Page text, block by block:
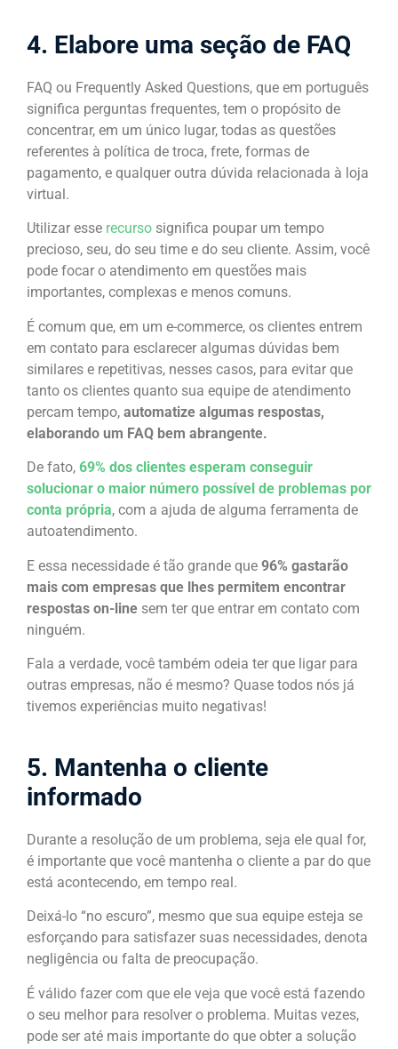
4. Elabore uma seção de FAQ
FAQ ou Frequently Asked Questions, que em português
significa perguntas frequentes, tem o propósito de
concentrar, em um único lugar, todas as questões
referentes à política de troca, frete, formas de
pagamento, e qualquer outra dúvida relacionada à loja
virtual.
Utilizar esse recurso significa poupar um tempo
precioso, seu, do seu time e do seu cliente. Assim, você
pode focar o atendimento em questões mais
importantes, complexas e menos comuns.
É comum que, em um e-commerce, os clientes entrem
em contato para esclarecer algumas dúvidas bem
similares e repetitivas, nesses casos, para evitar que
tanto os clientes quanto sua equipe de atendimento
percam tempo, automatize algumas respostas,
elaborando um FAQ bem abrangente.
De fato, 69% dos clientes esperam conseguir
solucionar o maior número possível de problemas por
conta própria, com a ajuda de alguma ferramenta de
autoatendimento.
E essa necessidade é tão grande que 96% gastarão
mais com empresas que lhes permitem encontrar
respostas on-line sem ter que entrar em contato com
ninguém.
Fala a verdade, você também odeia ter que ligar para
outras empresas, não é mesmo? Quase todos nós já
tivemos experiências muito negativas!
5. Mantenha o cliente
informado
Durante a resolução de um problema, seja ele qual for,
é importante que você mantenha o cliente a par do que
está acontecendo, em tempo real.
Deixá-lo “no escuro”, mesmo que sua equipe esteja se
esforçando para satisfazer suas necessidades, denota
negligência ou falta de preocupação.
É válido fazer com que ele veja que você está fazendo
o seu melhor para resolver o problema. Muitas vezes,
pode ser até mais importante do que obter a solução